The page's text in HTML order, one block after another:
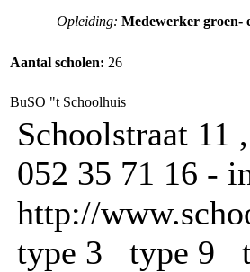
Opleiding: Medewerker groen-
Aantal scholen: 26
BuSO "t Schoolhuis
Schoolstraat 11
052 35 71 16 -
http://
type 3 type 9